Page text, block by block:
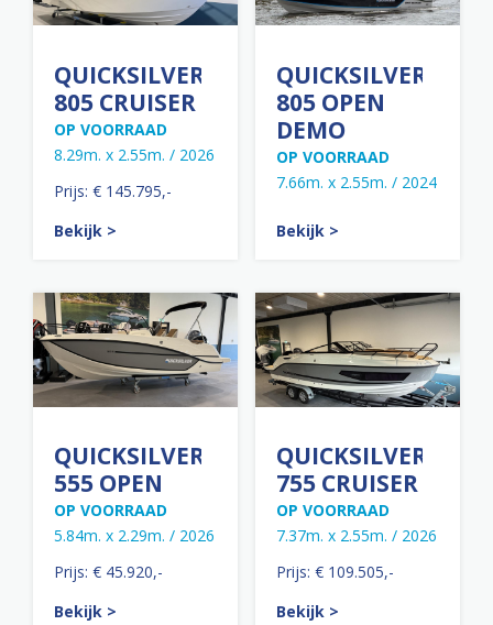
QUICKSILVER
805 CRUISER
OP VOORRAAD
8.29m. x 2.55m. / 2026
Prijs: € 145.795,-
Bekijk >
QUICKSILVER
805 OPEN
DEMO
OP VOORRAAD
7.66m. x 2.55m. / 2024
Bekijk >
QUICKSILVER
555 OPEN
OP VOORRAAD
5.84m. x 2.29m. / 2026
Prijs: € 45.920,-
Bekijk >
QUICKSILVER
755 CRUISER
OP VOORRAAD
7.37m. x 2.55m. / 2026
Prijs: € 109.505,-
Bekijk >